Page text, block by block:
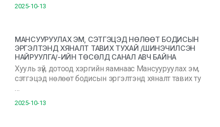
2025-10-13
МАНСУУРУУЛАХ ЭМ, СЭТГЭЦЭД НӨЛӨӨТ БОДИСЫН
ЭРГЭЛТЭНД ХЯНАЛТ ТАВИХ ТУХАЙ /ШИНЭЧИЛСЭН
НАЙРУУЛГА/-ИЙН ТӨСӨЛД САНАЛ АВЧ БАЙНА
Хууль зүй, дотоод хэргийн яамнаас Мансууруулах эм,
сэтгэцэд нөлөөт бодисын эргэлтэнд хяналт тавих ту
…
2025-10-13